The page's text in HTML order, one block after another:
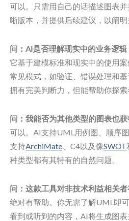
可以。只需用自己的话描述图表
晰版本，并提供后续建议，以阐明
问：AI是否理解现实中的业务逻辑
它基于建模标准和现实中的使用
常见模式，如验证、错误处理和
拥有完美判断力，但能帮助你探索
问：我能否为其他类型的图表也
可以。AI支持UML用例图、顺序
支持ArchiMate 、C4以及像SWOT
种类型都有其特有的自然问题。
问：这款工具对非技术利益相关者
绝对有帮助。你无需了解UML即
看到或听到的内容，AI将生成图